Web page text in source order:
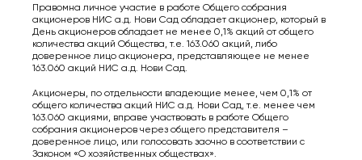
Правомна личное участие в работе Общего собрания
акционеров НИС а.д. Нови Сад обладает акционер, который в
День акционеров обладает не менее 0,1% акций от общего
количества акций Общества, т.е. 163.060 акций, либо
доверенное лицо акционера, представляющее не менее
163.060 акций НИС а.д. Нови Сад.
Акционеры, по отдельности владеющие менее, чем 0,1% от
общего количества акций НИС а.д. Нови Сад, т.е. менее чем
163.060 акциями, вправе участвовать в работе Общего
собрания акционеров через общего представителя –
доверенное лицо, или голосовать заочно в соответствии с
Законом «О хозяйственных обществах».